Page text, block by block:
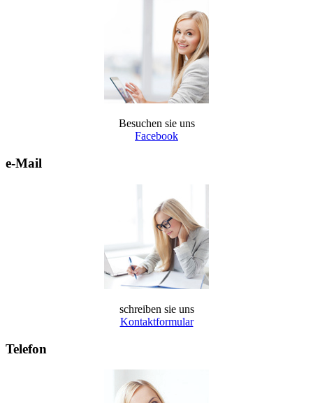
Besuchen sie uns
Facebook
e-Mail
schreiben sie uns
Kontaktformular
Telefon